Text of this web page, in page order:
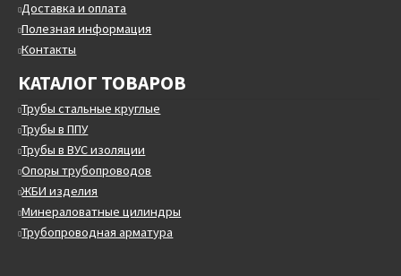
Доставка и оплата
Полезная информация
Контакты
КАТАЛОГ ТОВАРОВ
Трубы стальные круглые
Трубы в ППУ
Трубы в ВУС изоляции
Опоры трубопроводов
ЖБИ изделия
Минераловатные цилиндры
Трубопроводная арматура